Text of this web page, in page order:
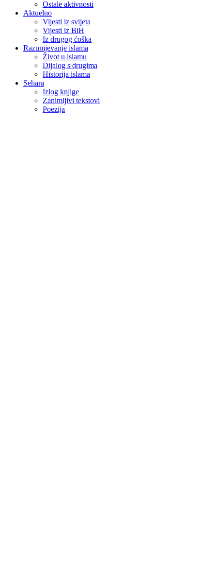
Ostale aktivnosti
Aktuelno
Vijesti iz svijeta
Vijesti iz BiH
Iz drugog ćoška
Razumjevanje islama
Život u islamu
Dijalog s drugima
Historija islama
Sehara
Izlog knjige
Zanimljivi tekstovi
Poezija